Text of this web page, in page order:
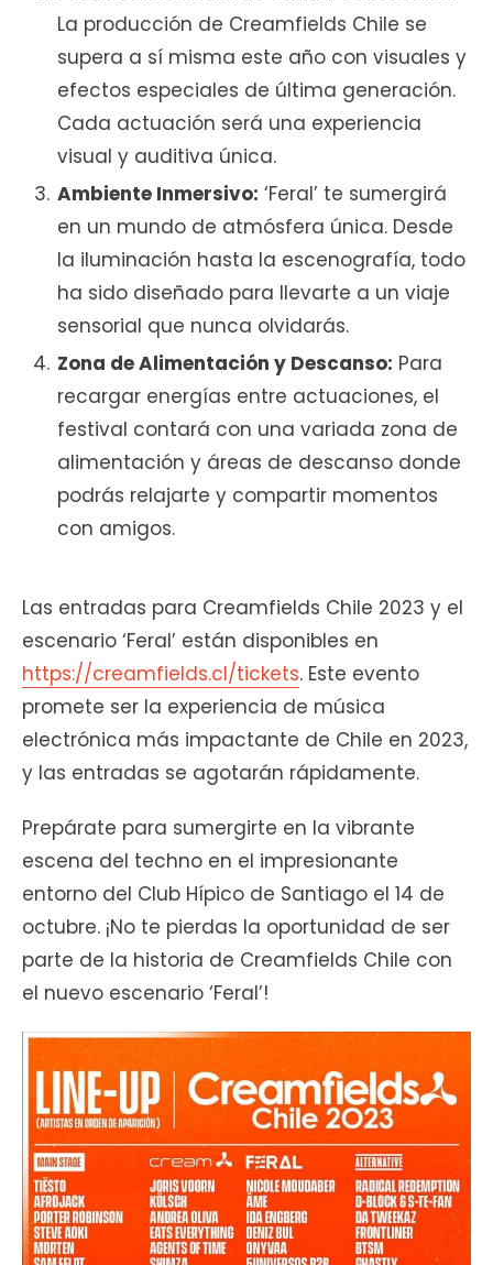
La producción de Creamfields Chile se
supera a sí misma este año con visuales y
efectos especiales de última generación.
Cada actuación será una experiencia
visual y auditiva única.
Ambiente Inmersivo: ‘Feral’ te sumergirá
en un mundo de atmósfera única. Desde
la iluminación hasta la escenografía, todo
ha sido diseñado para llevarte a un viaje
sensorial que nunca olvidarás.
Zona de Alimentación y Descanso: Para
recargar energías entre actuaciones, el
festival contará con una variada zona de
alimentación y áreas de descanso donde
podrás relajarte y compartir momentos
con amigos.
Las entradas para Creamfields Chile 2023 y el
escenario ‘Feral’ están disponibles en
https://creamfields.cl/tickets. Este evento
promete ser la experiencia de música
electrónica más impactante de Chile en 2023,
y las entradas se agotarán rápidamente.
Prepárate para sumergirte en la vibrante
escena del techno en el impresionante
entorno del Club Hípico de Santiago el 14 de
octubre. ¡No te pierdas la oportunidad de ser
parte de la historia de Creamfields Chile con
el nuevo escenario ‘Feral’!